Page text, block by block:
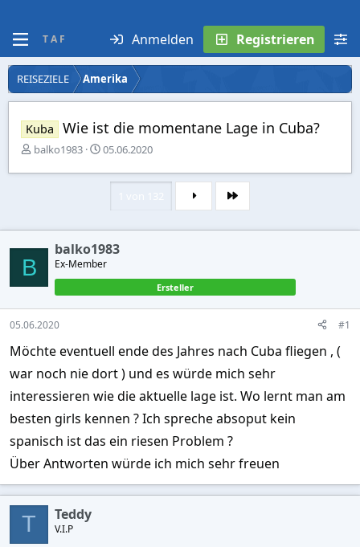
T A F Anmelden Registrieren
REISEZIELE Amerika
Kuba Wie ist die momentane Lage in Cuba?
E
s
l
e
r
balko1983
E
s
l
t
a
m
05.06.2020
Letzte
B
balko1983
Ex-Member
Ersteller
05.06.2020 #1
Möchte eventuell ende des Jahres nach Cuba fliegen , (
war noch nie dort ) und es würde mich sehr
interessieren wie die aktuelle lage ist. Wo lernt man am
besten girls kennen ? Ich spreche absoput kein
spanisch ist das ein riesen Problem ?
Über Antworten würde ich mich sehr freuen
T Teddy
V.I.P